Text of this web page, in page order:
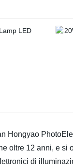
Hongyao
oltre 12 anni, e si
di